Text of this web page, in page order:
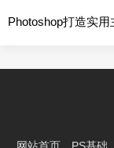
Photoshop打造实用
网站首页 PS基础